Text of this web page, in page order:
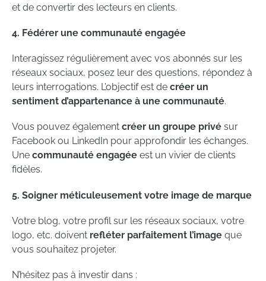
et de convertir des lecteurs en clients.
4. Fédérer une communauté engagée
Interagissez régulièrement avec vos abonnés sur les
réseaux sociaux, posez leur des questions, répondez à
leurs interrogations. L’objectif est de créer un
sentiment d’appartenance à une communauté.
Vous pouvez également créer un groupe privé sur
Facebook ou LinkedIn pour approfondir les échanges.
Une communauté engagée est un vivier de clients
fidèles.
5. Soigner méticuleusement votre image de marque
Votre blog, votre profil sur les réseaux sociaux, votre
logo, etc. doivent refléter parfaitement l’image que
vous souhaitez projeter.
N’hésitez pas à investir dans :